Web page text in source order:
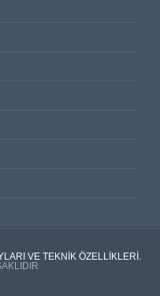
VE TEKNIK ÖZELLIKLERI.